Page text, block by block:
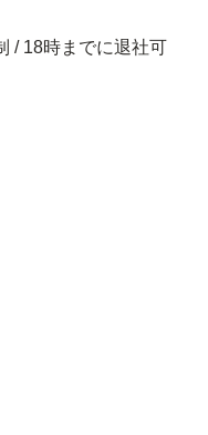
/ 18時までに退社可